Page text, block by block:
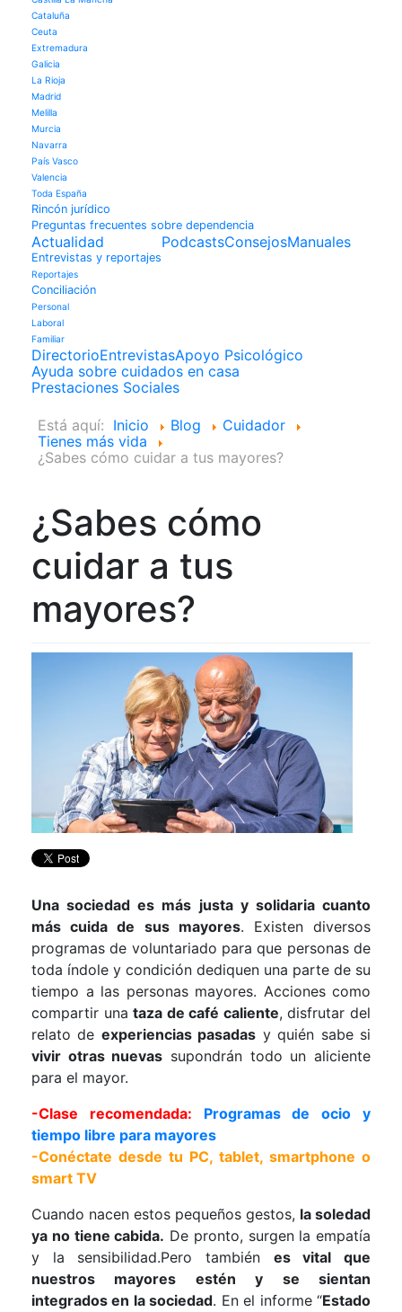
Cataluña
Ceuta
Extremadura
Galicia
La Rioja
Madrid
Melilla
Murcia
Navarra
País Vasco
Valencia
Toda España
Rincón jurídico
Preguntas frecuentes sobre dependencia
Actualidad
Entrevistas y reportajes
Reportajes
Conciliación
Personal
Laboral
Familiar
PodcastsConsejosManuales
DirectorioEntrevistasApoyo Psicológico
Ayuda sobre cuidados en casa
Prestaciones Sociales
Está aquí: Inicio Blog
Cuidador
Tienes más vida
¿Sabes cómo cuidar a tus mayores?
¿Sabes cómo
cuidar a tus
mayores?
Una sociedad es más justa y solidaria cuanto
más cuida de sus mayores. Existen diversos
programas de voluntariado para que personas de
toda índole y condición dediquen una parte de su
tiempo a las personas mayores. Acciones como
compartir unataza de café caliente, disfrutar del
relato de experiencias pasadas y quién sabe si
vivir otras nuevas supondrán todo un aliciente
para el mayor.
-Clase recomendada: Programas de ocio y
tiempo libre para mayores
-Conéctate desde tu PC, tablet, smartphone o
smart TV
Cuando nacen estos pequeños gestos, la soledad
ya no tiene cabida. De pronto, surgen la empatía
y la sensibilidad.Pero también es vital que
nuestros mayores estén y se sientan
integrados en la sociedad. En el informe “Estado